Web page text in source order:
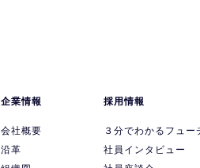
企業情報
会社概要
沿革
採用情報
３分でわかるフュー
社員インタビュー